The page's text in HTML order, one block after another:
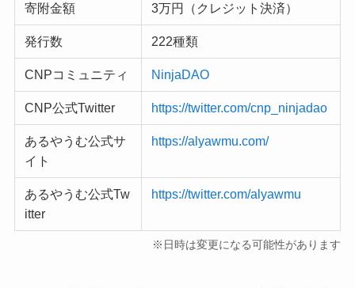
寄附金額 3万円（クレジット決済）
発行数 222種類
CNPコミュニティ NinjaDAO
CNP公式Twitter https://twitter.com/cnp_ninjadao
あるやうむ公式サ
イト
https://alyawmu.com/
あるやうむ公式Tw
itter
https://twitter.com/alyawmu
※日時は変更になる可能性があります